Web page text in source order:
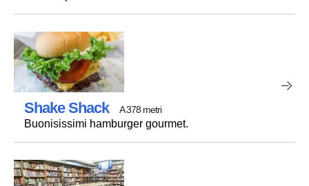
Shake Shack A 378 metri
Buonisissimi hamburger gourmet.